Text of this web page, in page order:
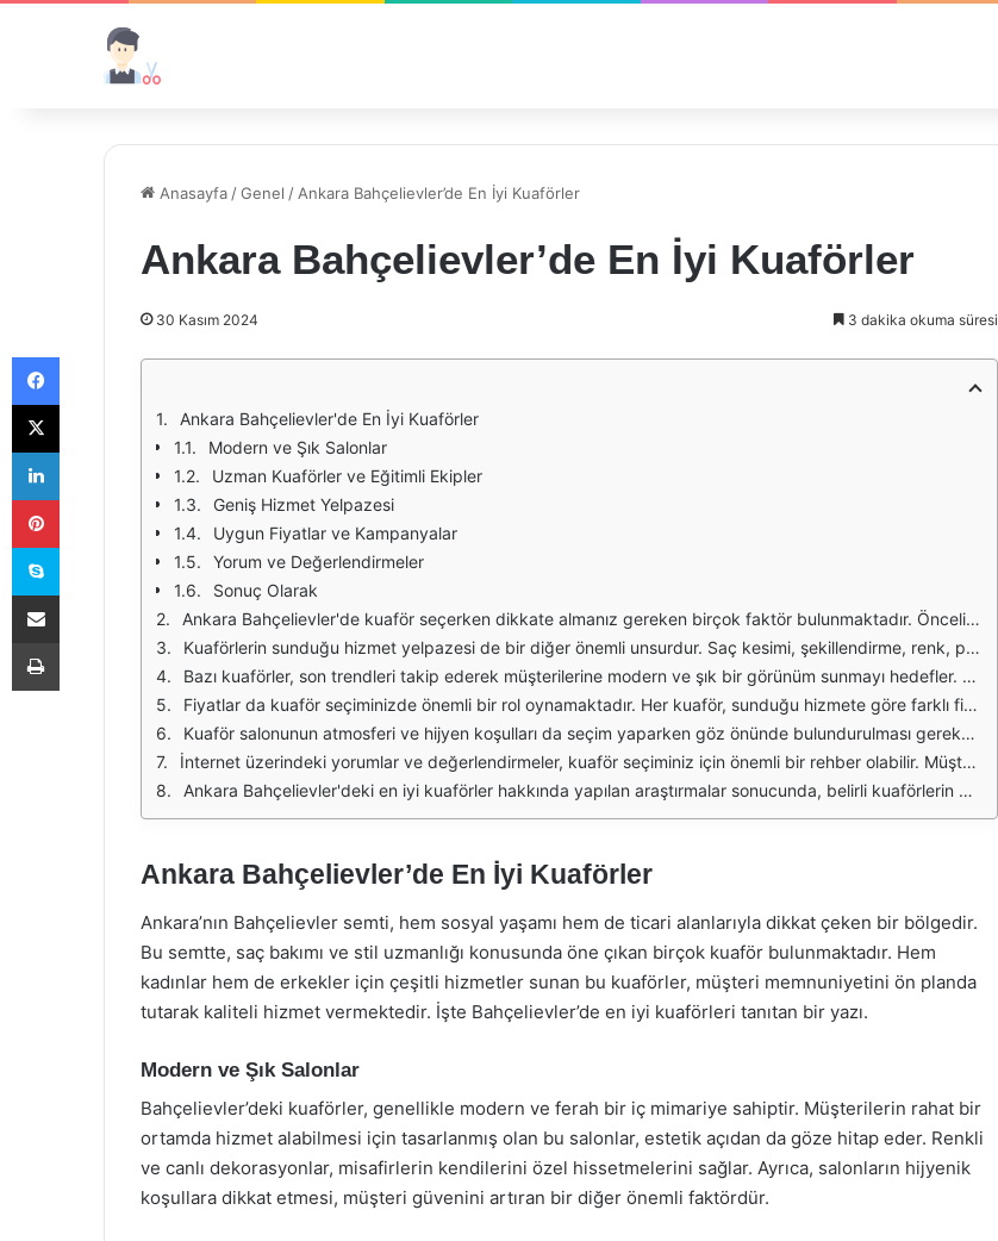
Anasayfa /Genel / Ankara Bahçelievler’de En İyi Kuaförler
Ankara Bahçelievler’de En İyi Kuaförler
30 Kasım 2024 3 dakika okuma süresi
Ankara Bahçelievler'de En İyi Kuaförler
Modern ve Şık Salonlar
Uzman Kuaförler ve Eğitimli Ekipler
Geniş Hizmet Yelpazesi
Uygun Fiyatlar ve Kampanyalar
Yorum ve Değerlendirmeler
Sonuç Olarak
Ankara Bahçelievler'de kuaför seçerken dikkate almanız gereken birçok faktör bulunmaktadır. Öncelikle, kuaförün deneyimi ve uzmanlık alanı oldukça önemlidir. Bazı kuaförler kesim konusunda daha yetenekliyken, bazıları renk uygulamaları veya saç bakımı konularında uzmanlaşmış olabilir. Bu nedenle, ihtiyaçlarınıza uygun bir kuaför bulmak için araştırma yapmalısınız. Ayrıca, kuaförlerin portföylerini inceleyerek hangi tarzların sizde daha iyi durabileceği konusunda fikir sahibi olabilirsiniz.
Kuaförlerin sunduğu hizmet yelpazesi de bir diğer önemli unsurdur. Saç kesimi, şekillendirme, renk, perma, saç bakımı gibi birçok hizmet sunan kuaförler, farklı ihtiyaçlara cevap verebilir. Bazı kuaförler yalnızca kadınlara yönelik hizmet verirken, bazıları hem erkek hem de kadın müşterilere hitap etmektedir. Bu nedenle, kendi ihtiyaçlarınıza uygun bir kuaför bulmak için sundukları hizmetleri incelemek faydalı olacaktır.
Bazı kuaförler, son trendleri takip ederek müşterilerine modern ve şık bir görünüm sunmayı hedefler. Bu nedenle, sosyal medya ve internet üzerinden kuaförlerin güncel çalışmalarını takip etmek, hangi kuaförün sizin tarzınıza uygun olduğunu belirlemenize yardımcı olabilir. Ayrıca, arkadaşlarınızdan veya tanıdıklarınızdan aldığınız tavsiyeler de seçim yaparken dikkate almanız gereken bir diğer faktördür.
Fiyatlar da kuaför seçiminizde önemli bir rol oynamaktadır. Her kuaför, sunduğu hizmete göre farklı fiyatlandırmalar yapabilir. Bütçenizi belirleyerek, o aralıkta hizmet veren kuaförleri araştırmak, ekonomik bir seçim yapmanıza yardımcı olabilir. Ancak, en ucuz seçeneği tercih ederken kaliteyi göz ardı etmemek önemlidir. Bazen biraz daha fazla ödeyerek, daha iyi bir hizmet alabilirsiniz.
Kuaför salonunun atmosferi ve hijyen koşulları da seçim yaparken göz önünde bulundurulması gereken unsurlardır. Rahat bir ortamda saçınızı kestirmek veya bakımlarınızı yaptırmak, deneyiminizi olumlu yönde etkiler. Salonun temizliği ve kullanılan ürünlerin kalitesi de son derece önemlidir. Sağlıklı ve güvenilir ürünler kullanıldığından emin olmak, saç sağlığınız açısından kritik bir faktördür.
İnternet üzerindeki yorumlar ve değerlendirmeler, kuaför seçiminiz için önemli bir rehber olabilir. Müşteri yorumları, kuaförün hizmet kalitesi hakkında bilgi edinmenize yardımcı olur. Sosyal medya platformları ve çeşitli inceleme siteleri, farklı kuaförler hakkında gerçek kullanıcı deneyimlerini görebileceğiniz yerlerdir. Bu yorumları dikkate alarak daha bilinçli bir seçim yapabilirsiniz.
Ankara Bahçelievler'deki en iyi kuaförler hakkında yapılan araştırmalar sonucunda, belirli kuaförlerin müşteri memnuniyeti açısından öne çıktığı görülmektedir. Bu kuaförler, hem kaliteli hizmet sunmaları hem de profesyonel ekipleriyle dikkat çekmektedir. Kendinize en uygun kuaförü bulmak için zaman ayırarak, farklı salonları ziyaret etmekte fayda var.
Ankara Bahçelievler’de En İyi Kuaförler
Ankara’nın Bahçelievler semti, hem sosyal yaşamı hem de ticari alanlarıyla dikkat çeken bir bölgedir.
Bu semtte, saç bakımı ve stil uzmanlığı konusunda öne çıkan birçok kuaför bulunmaktadır. Hem
kadınlar hem de erkekler için çeşitli hizmetler sunan bu kuaförler, müşteri memnuniyetini ön planda
tutarak kaliteli hizmet vermektedir. İşte Bahçelievler’de en iyi kuaförleri tanıtan bir yazı.
Modern ve Şık Salonlar
Bahçelievler’deki kuaförler, genellikle modern ve ferah bir iç mimariye sahiptir. Müşterilerin rahat bir
ortamda hizmet alabilmesi için tasarlanmış olan bu salonlar, estetik açıdan da göze hitap eder. Renkli
ve canlı dekorasyonlar, misafirlerin kendilerini özel hissetmelerini sağlar. Ayrıca, salonların hijyenik
koşullara dikkat etmesi, müşteri güvenini artıran bir diğer önemli faktördür.
Facebook
X
LinkedIn
Pinterest
Skype
E-Posta ile paylaş